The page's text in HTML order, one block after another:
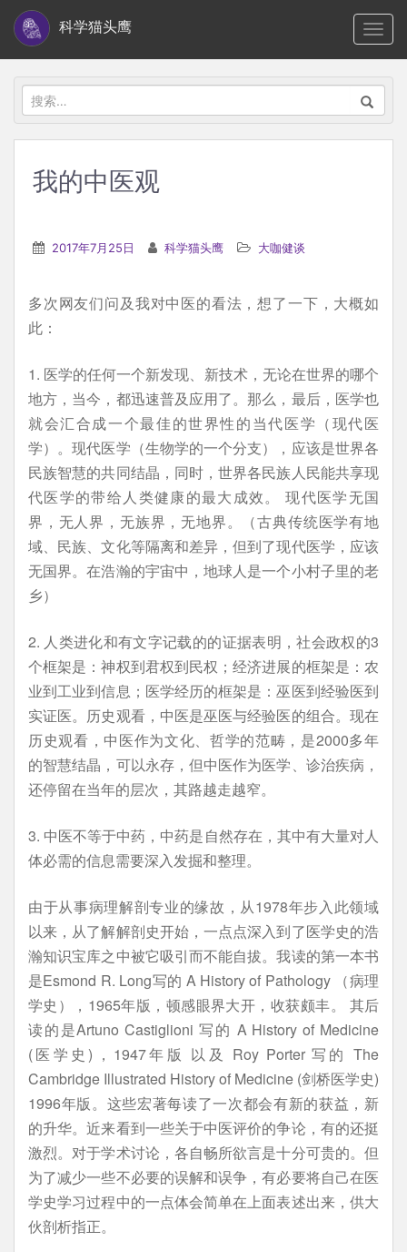
i
科学猫头鹰
搜
索：
我的中医观
2017年7月25日 科学猫头鹰 大咖健谈
多次网友们问及我对中医的看法，想了一下，大概如
此：
1. 医学的任何一个新发现、新技术，无论在世界的哪个
地方，当今，都迅速普及应用了。那么，最后，医学也
就会汇合成一个最佳的世界性的当代医学（现代医
学）。现代医学（生物学的一个分支），应该是世界各
民族智慧的共同结晶，同时，世界各民族人民能共享现
代医学的带给人类健康的最大成效。 现代医学无国
界，无人界，无族界，无地界。（古典传统医学有地
域、民族、文化等隔离和差异，但到了现代医学，应该
无国界。在浩瀚的宇宙中，地球人是一个小村子里的老
乡）
2. 人类进化和有文字记载的的证据表明，社会政权的3
个框架是：神权到君权到民权；经济进展的框架是：农
业到工业到信息；医学经历的框架是：巫医到经验医到
实证医。历史观看，中医是巫医与经验医的组合。现在
历史观看，中医作为文化、哲学的范畴，是2000多年
的智慧结晶，可以永存，但中医作为医学、诊治疾病，
还停留在当年的层次，其路越走越窄。
3. 中医不等于中药，中药是自然存在，其中有大量对人
体必需的信息需要深入发掘和整理。
由于从事病理解剖专业的缘故，从1978年步入此领域
以来，从了解解剖史开始，一点点深入到了医学史的浩
瀚知识宝库之中被它吸引而不能自拔。我读的第一本书
是Esmond R. Long写的 A History of Pathology （病理
学史），1965年版，顿感眼界大开，收获颇丰。 其后
读的是Artuno Castiglioni 写的 A History of Medicine
(医学史)，1947年版 以及 Roy Porter 写的 The
Cambridge Illustrated History of Medicine (剑桥医学史)
1996年版。这些宏著每读了一次都会有新的获益，新
的升华。近来看到一些关于中医评价的争论，有的还挺
激烈。对于学术讨论，各自畅所欲言是十分可贵的。但
为了减少一些不必要的误解和误争，有必要将自己在医
学史学习过程中的一点体会简单在上面表述出来，供大
伙剖析指正。